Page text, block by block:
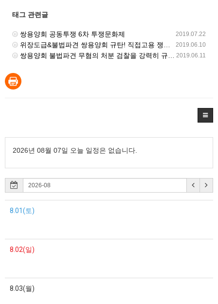
태그 관련글
2019.07.22
쌍용양회 공동투쟁 6차 투쟁문화제
2019.06.10
위장도급&불법파견 쌍용양회 규탄! 직접고용 쟁취! 노동기본권 쟁취! 공동투쟁 선포 투쟁문화제
2019.06.11
쌍용양회 불법파견 무혐의 처분 검찰을 강력히 규탄한다
2026년 08월 07일 오늘 일정은 없습니다.
8.01(토)
8.02(일)
8.03(월)